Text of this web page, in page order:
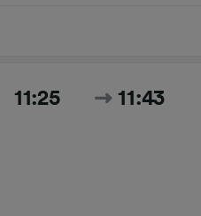
11:25 11:43